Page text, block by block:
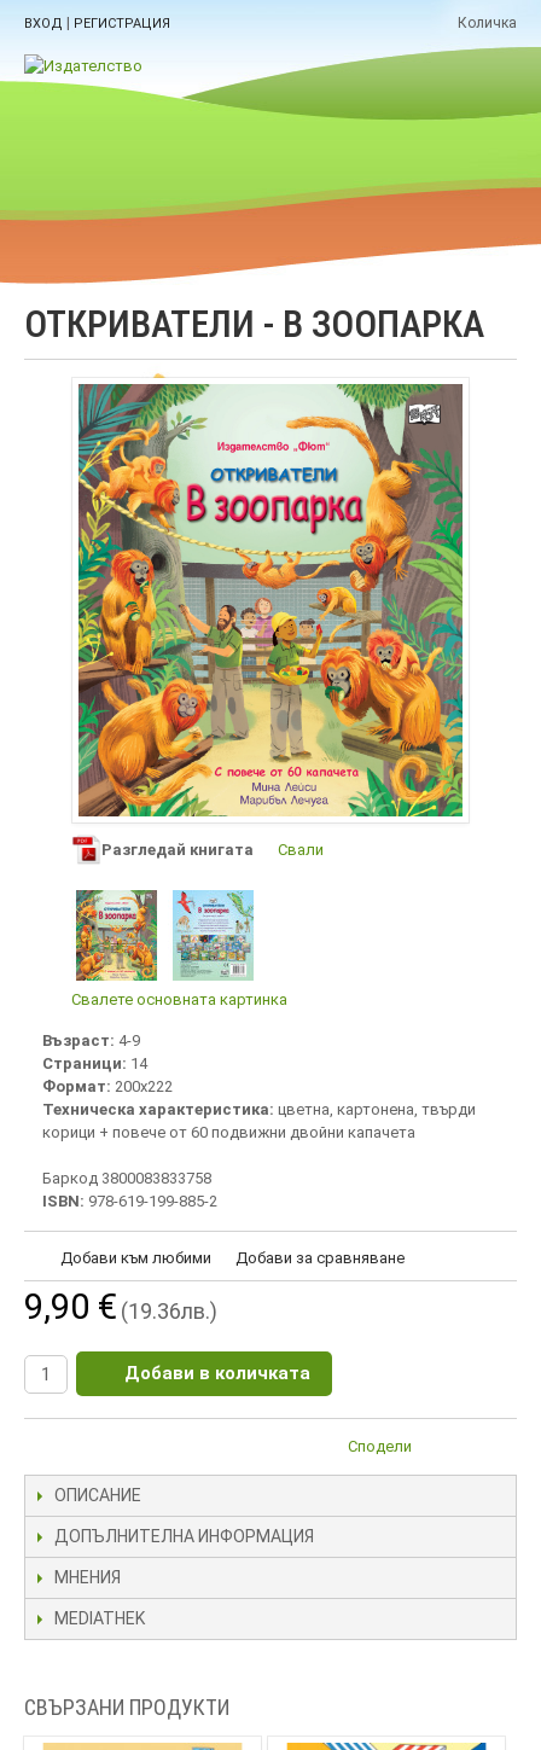
ВХОД | РЕГИСТРАЦИЯ Количка
ОТКРИВАТЕЛИ - В ЗООПАРКА
Разгледай книгата Свали
Свалете основната картинка
Възраст: 4-9
Страници: 14
Формат: 200х222
Техническа характеристика: цветна, картонена, твърди
корици + повече от 60 подвижни двойни капачета
Баркод 3800083833758
ISBN: 978-619-199-885-2
Добави към любими Добави за сравняване
9,90 € (19.36лв.)
Добави в количката
Сподели
ОПИСАНИЕ
ДОПЪЛНИТЕЛНА ИНФОРМАЦИЯ
МНЕНИЯ
MEDIATHEK
СВЪРЗАНИ ПРОДУКТИ